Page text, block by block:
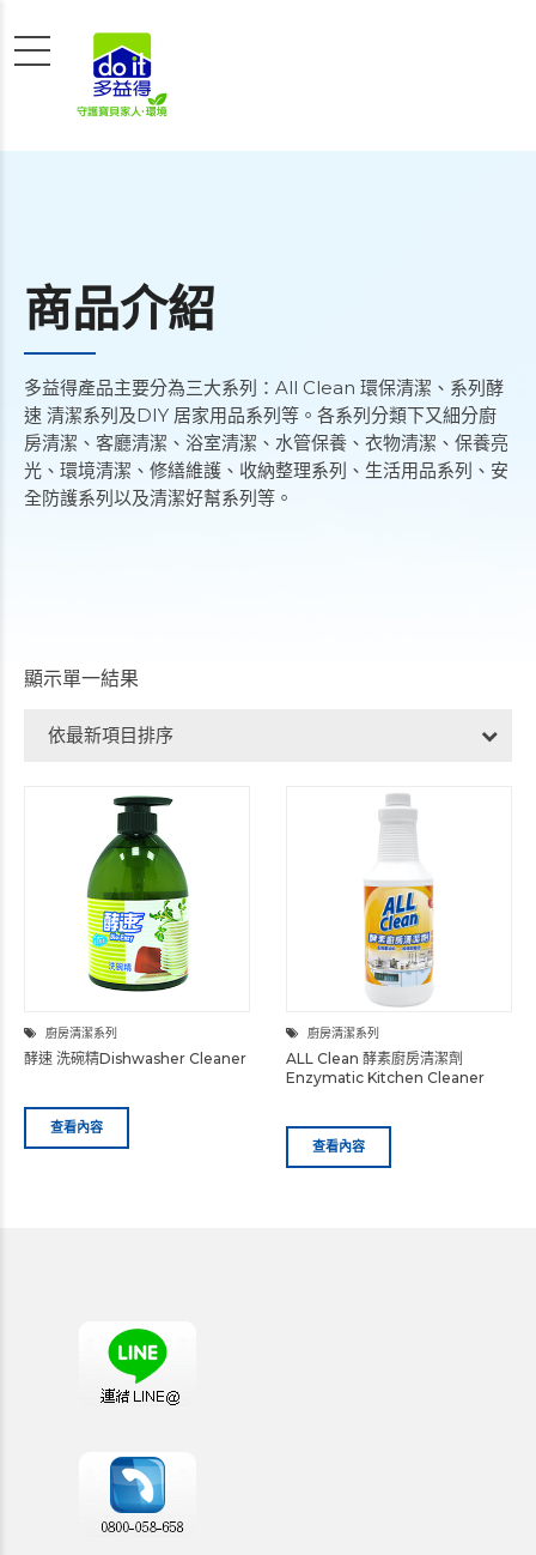
商品介紹
多益得產品主要分為三大系列：All Clean 環保清潔、系列酵
速 清潔系列及DIY 居家用品系列等。各系列分類下又細分廚
房清潔、客廳清潔、浴室清潔、水管保養、衣物清潔、保養亮
光、環境清潔、修繕維護、收納整理系列、生活用品系列、安
全防護系列以及清潔好幫系列等。
顯示單一結果
依最新項目排序
廚房清潔系列
酵速 洗碗精Dishwasher Cleaner
查看內容
廚房清潔系列
ALL Clean 酵素廚房清潔劑
Enzymatic Kitchen Cleaner
查看內容